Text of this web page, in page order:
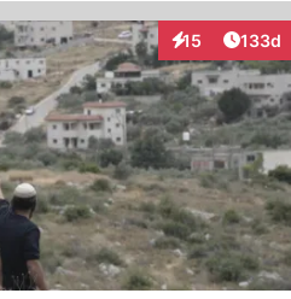
15
Interaktionen
133d